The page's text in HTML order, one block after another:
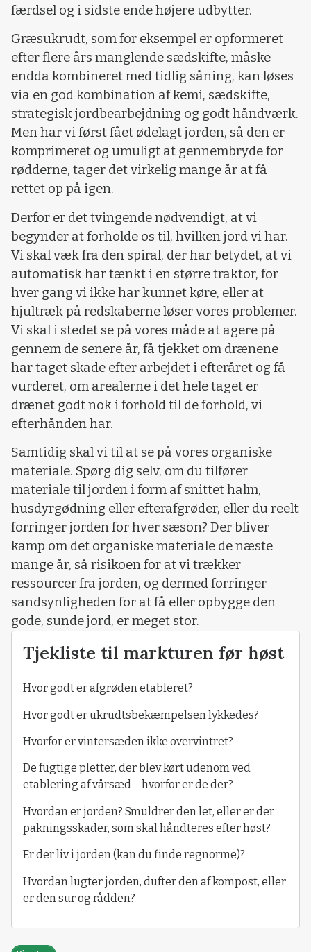
færdsel og i sidste ende højere udbytter.
Græsukrudt, som for eksempel er opformeret
efter flere års manglende sædskifte, måske
endda kombineret med tidlig såning, kan løses
via en god kombination af kemi, sædskifte,
strategisk jordbearbejdning og godt håndværk.
Men har vi først fået ødelagt jorden, så den er
komprimeret og umuligt at gennembryde for
rødderne, tager det virkelig mange år at få
rettet op på igen.
Derfor er det tvingende nødvendigt, at vi
begynder at forholde os til, hvilken jord vi har.
Vi skal væk fra den spiral, der har betydet, at vi
automatisk har tænkt i en større traktor, for
hver gang vi ikke har kunnet køre, eller at
hjultræk på redskaberne løser vores problemer.
Vi skal i stedet se på vores måde at agere på
gennem de senere år, få tjekket om drænene
har taget skade efter arbejdet i efteråret og få
vurderet, om arealerne i det hele taget er
drænet godt nok i forhold til de forhold, vi
efterhånden har.
Samtidig skal vi til at se på vores organiske
materiale. Spørg dig selv, om du tilfører
materiale til jorden i form af snittet halm,
husdyrgødning eller efterafgrøder, eller du reelt
forringer jorden for hver sæson? Der bliver
kamp om det organiske materiale de næste
mange år, så risikoen for at vi trækker
ressourcer fra jorden, og dermed forringer
sandsynligheden for at få eller opbygge den
gode, sunde jord, er meget stor.
Tjekliste til markturen før høst
Hvor godt er afgrøden etableret?
Hvor godt er ukrudtsbekæmpelsen lykkedes?
Hvorfor er vintersæden ikke overvintret?
De fugtige pletter, der blev kørt udenom ved
etablering af vårsæd – hvorfor er de der?
Hvordan er jorden? Smuldrer den let, eller er der
pakningsskader, som skal håndteres efter høst?
Er der liv i jorden (kan du finde regnorme)?
Hvordan lugter jorden, dufter den af kompost, eller
er den sur og rådden?